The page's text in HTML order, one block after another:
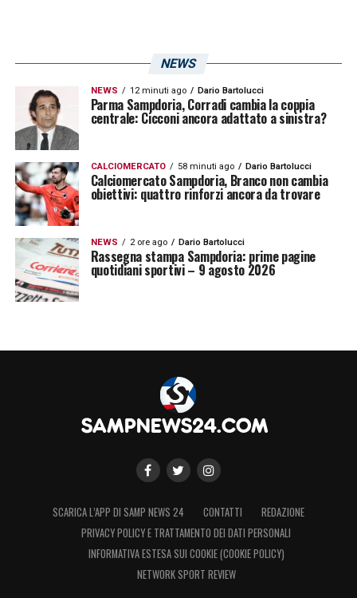
LA PLAYLIST DELLE NOSTRE TOP NEWS
NEWS
NEWS 12 minuti ago Dario Bartolucci
Parma Sampdoria, Corradi cambia la coppia
centrale: Cicconi ancora adattato a sinistra?
CALCIOMERCATO 58 minuti ago Dario Bartolucci
Calciomercato Sampdoria, Branco non cambia
obiettivi: quattro rinforzi ancora da trovare
NEWS 2 ore ago Dario Bartolucci
Rassegna stampa Sampdoria: prime pagine
quotidiani sportivi – 9 agosto 2026
SCARICA L’APP DI SAMP NEWS 24 CONTATTI
REDAZIONE
PRIVACY POLICY E TRATTAMENTO DEI DATI PERSONALI
INFORMATIVA ESTESA SUI COOKIE (COOKIE POLICY)
NETWORK SPORT REVIEW